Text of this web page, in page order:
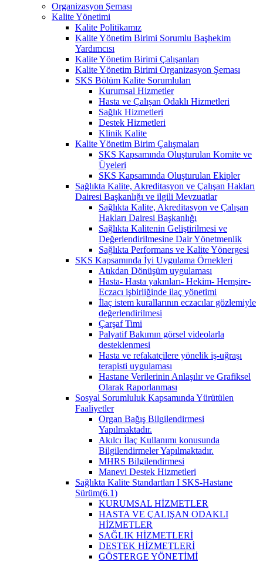
Organizasyon Şeması
Kalite Yönetimi
Kalite Politikamız
Kalite Yönetim Birimi Sorumlu Başhekim
Yardımcısı
Kalite Yönetim Birimi Çalışanları
Kalite Yönetim Birimi Organizasyon Şeması
SKS Bölüm Kalite Sorumluları
Kurumsal Hizmetler
Hasta ve Çalışan Odaklı Hizmetleri
Sağlık Hizmetleri
Destek Hizmetleri
Klinik Kalite
Kalite Yönetim Birim Çalışmaları
SKS Kapsamında Oluşturulan Komite ve
Üyeleri
SKS Kapsamında Oluşturulan Ekipler
Sağlıkta Kalite, Akreditasyon ve Çalışan Hakları
Dairesi Başkanlığı ve ilgili Mevzuatlar
Sağlıkta Kalite, Akreditasyon ve Çalışan
Hakları Dairesi Başkanlığı
Sağlıkta Kalitenin Geliştirilmesi ve
Değerlendirilmesine Dair Yönetmenlik
Sağlıkta Performans ve Kalite Yönergesi
SKS Kapsamında İyi Uygulama Örnekleri
Atıkdan Dönüşüm uygulaması
Hasta- Hasta yakınları- Hekim- Hemşire-
Eczacı işbirliğinde ilaç yönetimi
İlaç istem kurallarının eczacılar gözlemiyle
değerlendirilmesi
Çarşaf Timi
Palyatif Bakımın görsel videolarla
desteklenmesi
Hasta ve refakatçilere yönelik iş-uğraşı
terapisti uygulaması
Hastane Verilerinin Anlaşılır ve Grafiksel
Olarak Raporlanması
Sosyal Sorumluluk Kapsamında Yürütülen
Faaliyetler
Organ Bağış Bilgilendirmesi
Yapılmaktadır.
Akılcı İlaç Kullanımı konusunda
Bilgilendirmeler Yapılmaktadır.
MHRS Bilgilendirmesi
Manevi Destek Hizmetleri
Sağlıkta Kalite Standartları I SKS-Hastane
Sürüm(6.1)
KURUMSAL HİZMETLER
HASTA VE ÇALIŞAN ODAKLI
HİZMETLER
SAĞLIK HİZMETLERİ
DESTEK HİZMETLERİ
GÖSTERGE YÖNETİMİ